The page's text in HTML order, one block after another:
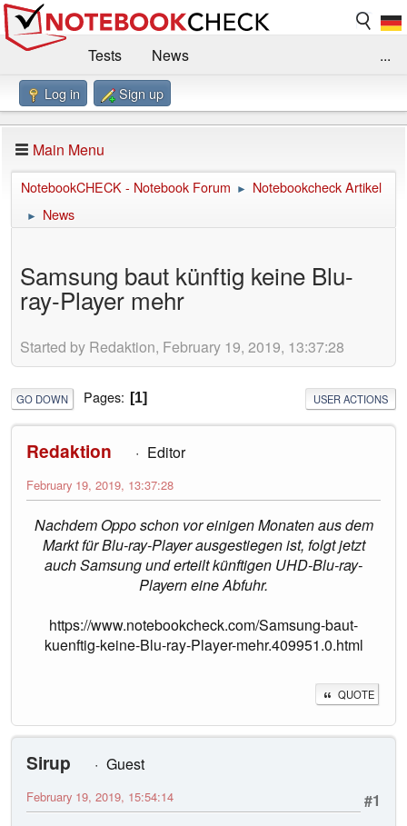
Tests
News
Benchmarks / Technik
Forum
Impressum
...
Log in Sign up
Main Menu
NotebookCHECK - Notebook Forum ► Notebookcheck Artikel
► News
Samsung baut künftig keine Blu-
ray-Player mehr
Started by Redaktion, February 19, 2019, 13:37:28
GO DOWN Pages 1 USER ACTIONS
Redaktion Editor
February 19, 2019, 13:37:28
Nachdem Oppo schon vor einigen Monaten aus dem
Markt für Blu-ray-Player ausgestiegen ist, folgt jetzt
auch Samsung und erteilt künftigen UHD-Blu-ray-
Playern eine Abfuhr.
https://www.notebookcheck.com/Samsung-baut-
kuenftig-keine-Blu-ray-Player-mehr.409951.0.html
QUOTE
Sirup
Guest
#1
February 19, 2019, 15:54:14